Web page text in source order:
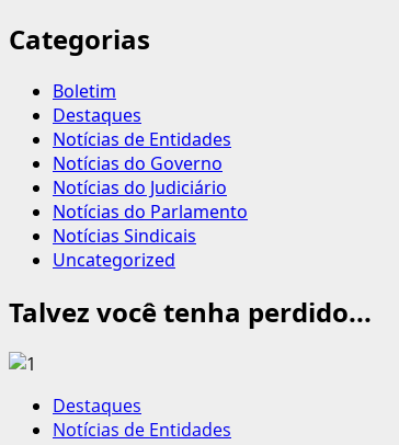
Categorias
Boletim
Destaques
Notícias de Entidades
Notícias do Governo
Notícias do Judiciário
Notícias do Parlamento
Notícias Sindicais
Uncategorized
Talvez você tenha perdido...
Destaques
Notícias de Entidades